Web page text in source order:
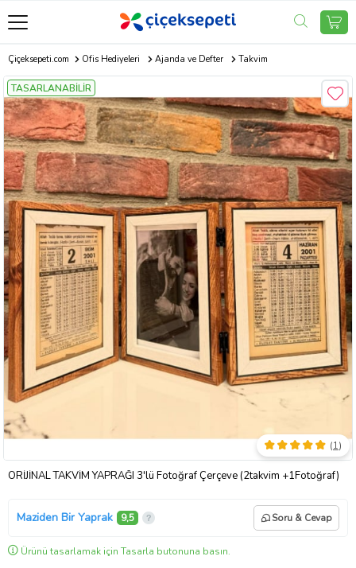
Çiçeksepeti.com Ofis Hediyeleri Ajanda ve Defter Takvim
TASARLANABİLİR
ORİJİNAL TAKVİM YAPRAĞI 3'lü Fotoğraf Çerçeve (2takvim +1Fotoğraf)
(1)
Maziden Bir Yaprak 9,5 Soru & Cevap
Ürünü tasarlamak için Tasarla butonuna basın.